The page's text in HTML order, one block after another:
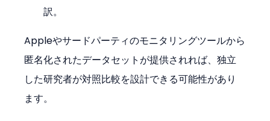
訳。
Appleやサードパーティのモニタリングツールから
匿名化されたデータセットが提供されれば、独立
した研究者が対照比較を設計できる可能性があり
ます。